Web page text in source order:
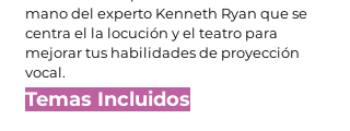
mano del experto Kenneth Ryan que se
centra el la locución y el teatro para
mejorar tus habilidades de proyección
vocal.
Temas Incluidos